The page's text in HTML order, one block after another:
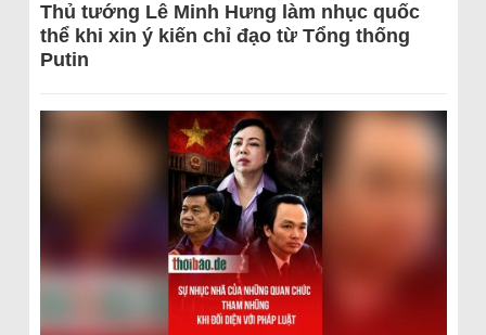
Thủ tướng Lê Minh Hưng làm nhục quốc
thể khi xin ý kiến chỉ đạo từ Tổng thống
Putin